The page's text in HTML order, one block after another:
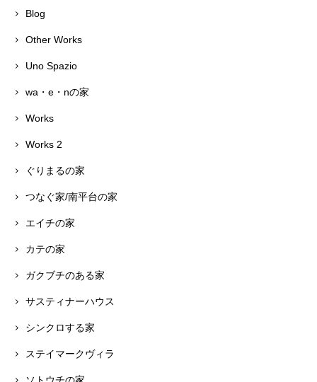
Blog
Other Works
Uno Spazio
wa・e・nの家
Works
Works 2
ぐりまるの家
つなぐ家/南平台の家
エイチの家
カテの家
ガクブチのある家
サスティナーハウス
シンクロする家
ステイマークヴィラ